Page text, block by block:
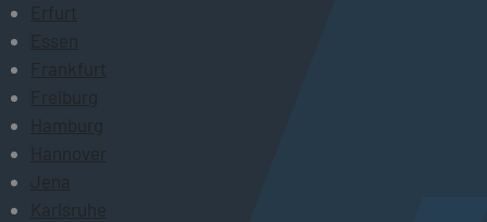
Erfurt
Essen
Frankfurt
Freiburg
Hamburg
Hannover
Jena
Karlsruhe